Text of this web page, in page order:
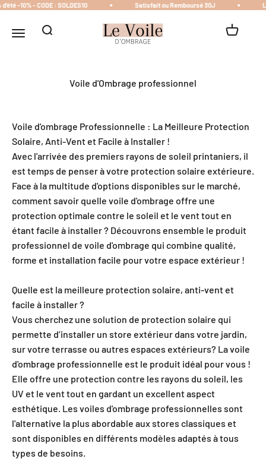
Passer au contenu
-10% - CODE : SOLDES10 Satisfait ou Remboursé 30J
Ouvrir la navigation
Ouvrir la rechercheLe Voile Ombrage Voir le
Voile d'Ombrage professionnel
Voile d'ombrage Professionnelle : La Meilleure Protection
Solaire, Anti-Vent et Facile à Installer !
Avec l'arrivée des premiers rayons de soleil printaniers, il
est temps de penser à votre protection solaire extérieure.
Face à la multitude d'options disponibles sur le marché,
comment savoir quelle voile d'ombrage offre une
protection optimale contre le soleil et le vent tout en
étant facile à installer ? Découvrons ensemble le produit
professionnel de voile d'ombrage qui combine qualité,
forme et installation facile pour votre espace extérieur !
Quelle est la meilleure protection solaire, anti-vent et
facile à installer ?
Vous cherchez une solution de protection solaire qui
permette d’installer un store extérieur dans votre jardin,
sur votre terrasse ou autres espaces extérieurs? La voile
d'ombrage professionnelle est le produit idéal pour vous !
Elle offre une protection contre les rayons du soleil, les
UV et le vent tout en gardant un excellent aspect
esthétique. Les voiles d'ombrage professionnelles sont
l'alternative la plus abordable aux stores classiques et
sont disponibles en différents modèles adaptés à tous
types de besoins.